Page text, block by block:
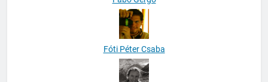
Fóti Péter Csaba